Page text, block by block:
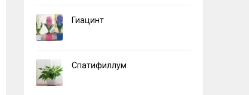
Гиацинт
Спатифиллум